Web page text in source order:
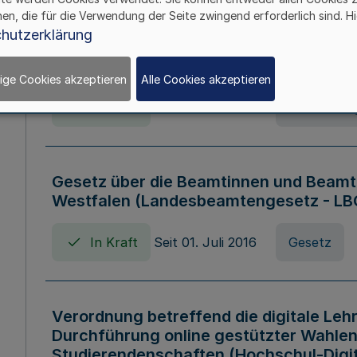
Verordnung über die
Nordrhein-Westfalen
Gesetz über die Beamtinnen und
Westfalen (Landesbeamtengesetz -
In Kraft Seit 01. Juli 2016 Gesetz
Verordnung betreffend die digitale
Durchführung online gestützter
die für die Verwendung der Seite zwingend erforderlich sind.
Cookies akzeptieren Alle Cookies akzeptieren